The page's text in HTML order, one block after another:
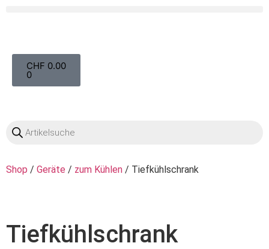
CHF 0.00
0
OO
Shop / Geräte / zum Kühlen / Tiefkühlschrank
Tiefkühlschrank